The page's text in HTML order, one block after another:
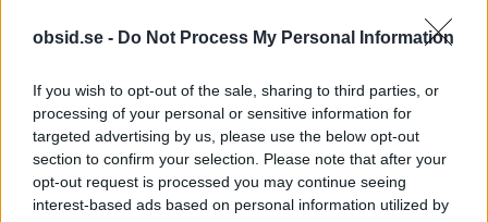
obsid.se - Do Not Process My Personal Information
If you wish to opt-out of the sale, sharing to third parties, or
processing of your personal or sensitive information for
targeted advertising by us, please use the below opt-out
section to confirm your selection. Please note that after your
opt-out request is processed you may continue seeing
interest-based ads based on personal information utilized by
3 Tips För Att Sätta En Personlig